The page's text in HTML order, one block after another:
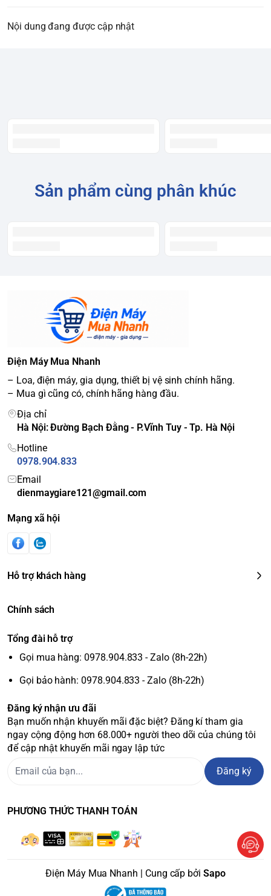
Nội dung đang được cập nhật
Sản phẩm cùng phân khúc
Điện Máy Mua Nhanh
– Loa, điện máy, gia dụng, thiết bị vệ sinh chính hãng.
– Mua gì cũng có, chính hãng hàng đầu.
Địa chỉ
Hà Nội: Đường Bạch Đằng - P.Vĩnh Tuy - Tp. Hà Nội
Hotline
0978.904.833
Email
dienmaygiare121@gmail.com
Mạng xã hội
Hỗ trợ khách hàng
Chính sách
Tổng đài hỗ trợ
Gọi mua hàng: 0978.904.833 - Zalo (8h-22h)
Gọi bảo hành: 0978.904.833 - Zalo (8h-22h)
Đăng ký nhận ưu đãi
Bạn muốn nhận khuyến mãi đặc biệt? Đăng kí tham gia
ngay cộng động hơn 68.000+ người theo dõi của chúng tôi
để cập nhật khuyến mãi ngay lập tức
Đăng ký
PHƯƠNG THỨC THANH TOÁN
Điện Máy Mua Nhanh | Cung cấp bởiSapo